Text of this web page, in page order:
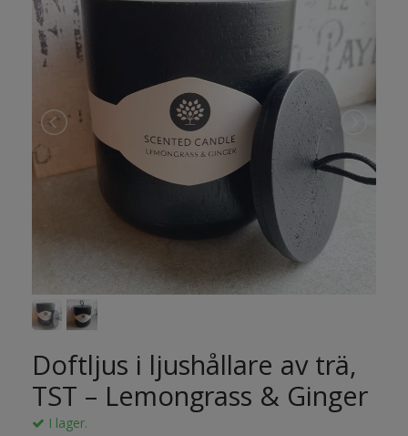
Doftljus i ljushållare av trä,
TST – Lemongrass & Ginger
I lager.